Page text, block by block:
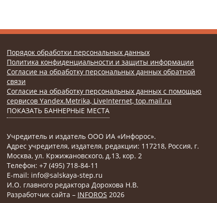
Порядок обработки персональных данных
Политика конфиденциальности и защиты информации
Согласие на обработку персональных данных обратной
связи
Согласие на обработку персональных данных с помощью
сервисов Yandex.Metrika, LiveInternet, top.mail.ru
ПОКАЗАТЬ БАННЕРНЫЕ МЕСТА
Учредитель и издатель ООО ИА «Инфорос».
Адрес учредителя, издателя, редакции: 117218, Россия, г.
Москва, ул. Кржижановского, д.13, кор. 2
Телефон: +7 (495) 718-84-11
E-mail: info@salskaya-step.ru
И.О. главного редактора Дорохова Н.В.
Разработчик сайта – INFOROS 2026